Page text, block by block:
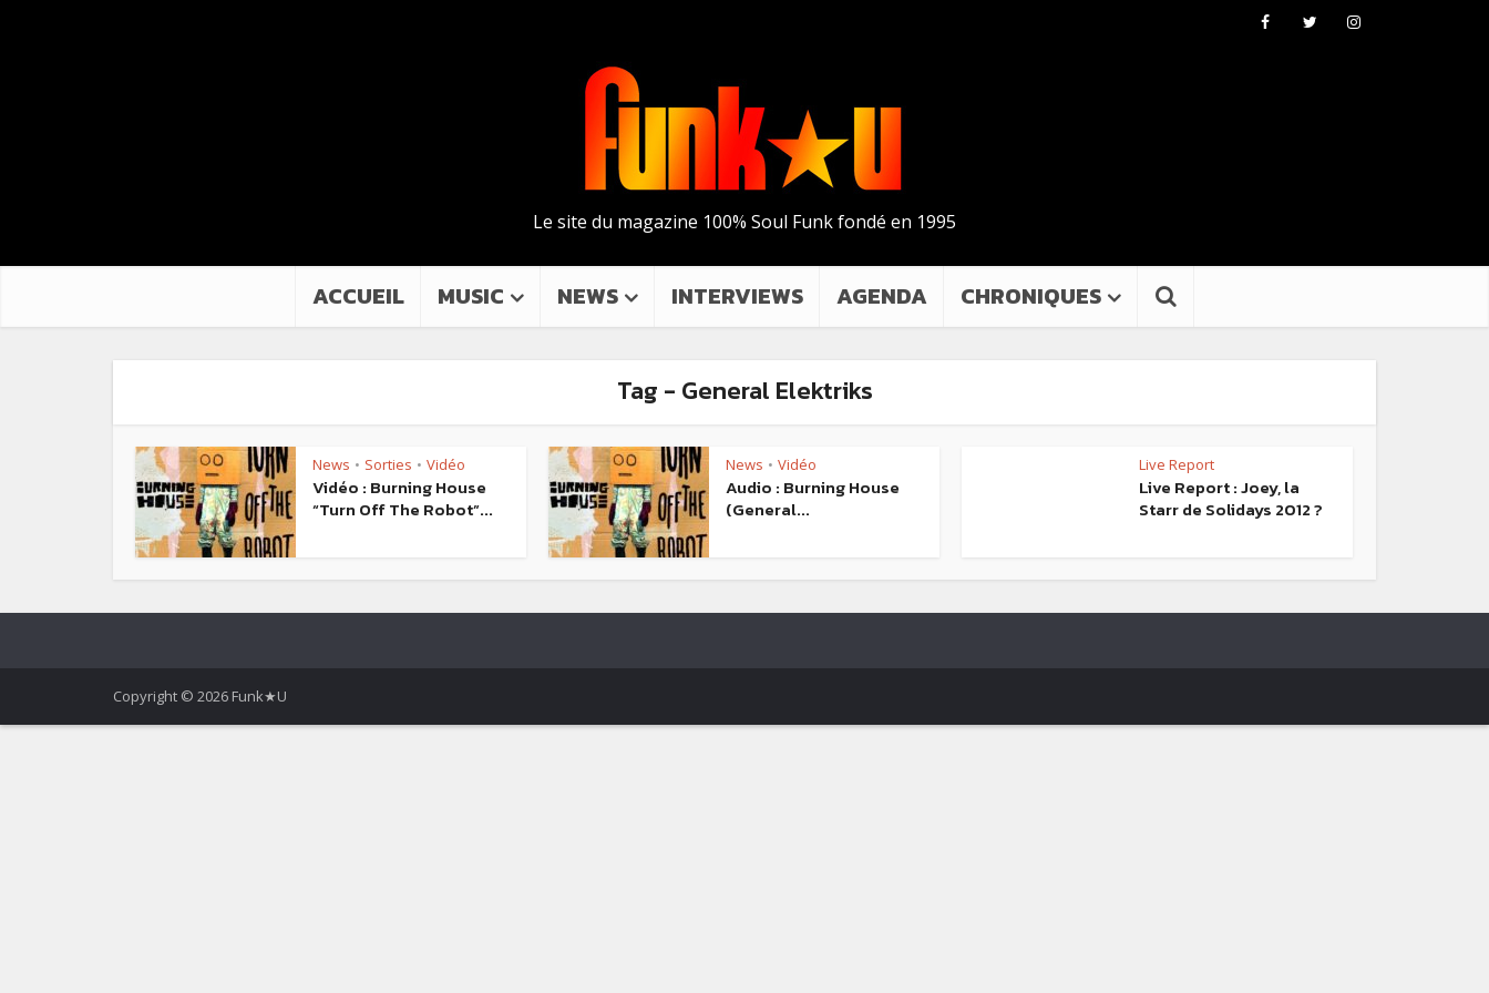
Le site du magazine 100% Soul Funk fondé en 1995
ACCUEIL MUSIC NEWS INTERVIEWS AGENDA CHRONIQUES
Tag - General Elektriks
News • Sorties • Vidéo
Vidéo : Burning House
“Turn Off The Robot”...
News • Vidéo
Audio : Burning House
(General...
Live Report
Live Report : Joey, la
Starr de Solidays 2012 ?
Copyright © 2026 Funk★U